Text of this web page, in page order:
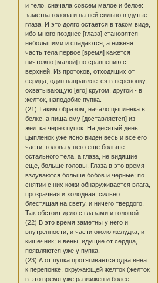
и тело, сначала совсем малое и белое:
заметна голова и на ней сильно вздутые
глаза. И это долго остается в таком виде,
ибо много позднее [глаза] становятся
небольшими и спадаются, а нижняя
часть тела первое [время] кажется
ничтожно [малой] по сравнению с
верхней. Из протоков, отходящих от
сердца, один направляется в перепонку,
охватывающую [его] кругом, другой - в
желток, наподобие пупка.
(21) Таким образом, начало цыпленка в
белке, а пища ему [доставляется] из
желтка через пупок. На десятый день
цыпленок уже ясно виден весь и все его
части; голова у него еще больше
остального тела, а глаза, не видящие
еще, больше головы. Глаза в это время
вздуваются больше бобов и черные; по
снятии с них кожи обнаруживается влага,
прозрачная и холодная, сильно
блестящая на свету, и ничего твердого.
Так обстоит дело с глазами и головой.
(22) В это время заметны у него и
внутренности, и части около желудка, и
кишечник; и вены, идущие от сердца,
появляются уже у пупка.
(23) А от пупка протягивается одна вена
к перепонке, окружающей желток (желток
в это время уже разжижен и более